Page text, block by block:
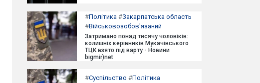
#Політика #Закарпатська область
#Військовозобов'язаний
Затримано понад тисячу чоловіків:
колишніх керівників Мукачівського
ТЦК взято під варту - Новини
bigmir)net
#Суспільство #Політика